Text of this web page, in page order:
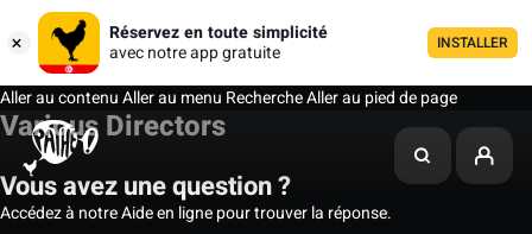
Réservez en toute simplicité
avec notre app gratuite
INSTALLER
Aller au contenuAller au menu RechercheAller au pied de page
Various Directors
Vous avez une question ?
Accédez à notre Aide en ligne pour trouver la réponse.